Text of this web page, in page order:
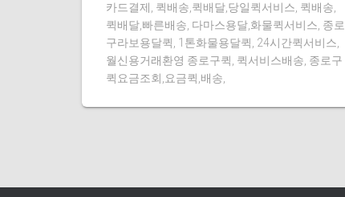
카드결제, 퀵배송,퀵배달,당일퀵서비스, 퀵배송,
퀵배달,빠른배송, 다마스용달,화물퀵서비스, 종로
구라보용달퀵, 1톤화물용달퀵, 24시간퀵서비스,
월신용거래환영 종로구퀵, 퀵서비스배송, 종로구
퀵요금조회,요금퀵,배송,